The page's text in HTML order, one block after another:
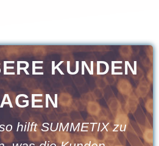
KUNDEN
hilft SUMMETIX zu